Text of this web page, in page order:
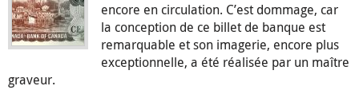
encore en circulation. C’est dommage, car
la conception de ce billet de banque est
remarquable et son imagerie, encore plus
exceptionnelle, a été réalisée par un maître
graveur.